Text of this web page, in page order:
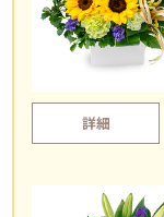
詳細